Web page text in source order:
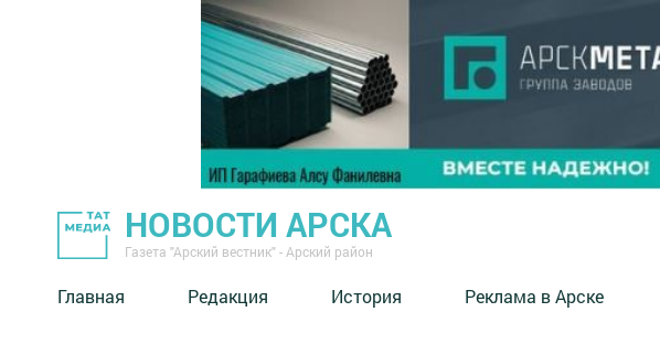
НОВОСТИ АРСКА
Газета "Арский вестник" - Арский район
Главная Редакция История Реклама в Арске